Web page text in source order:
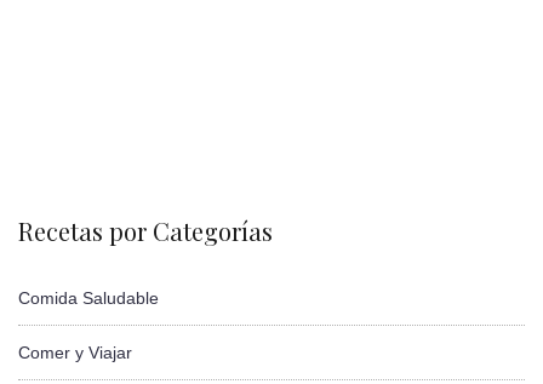
Recetas por Categorías
Comida Saludable
Comer y Viajar